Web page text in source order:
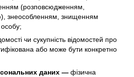
(розповсюдженням,
знеособленням, знищенням
чи сукупність відомостей про
або може бути конкретно
даних — фізична